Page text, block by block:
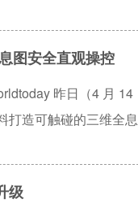
图安全直观操控
昨日（4 月
造可触碰的三维全
技术。研究人员包括
图形。
级